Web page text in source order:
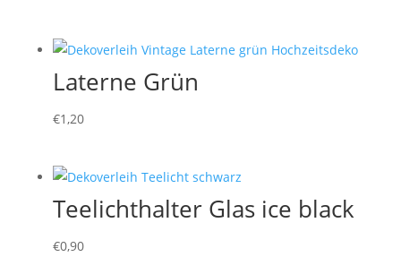
Laterne Grün
€1,20
Teelichthalter Glas ice black
€0,90